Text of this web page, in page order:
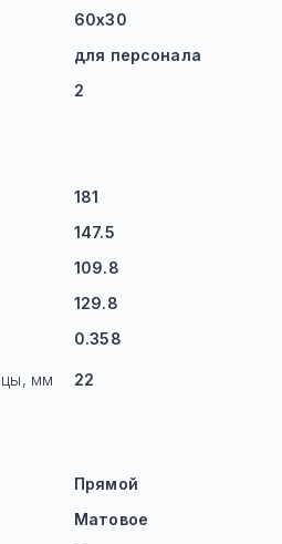
60х30
для персонала
2
181
147.5
109.8
129.8
0.358
мм 22
Прямой
Матовое